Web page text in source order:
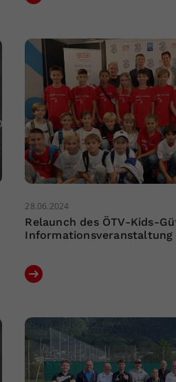
28.06.2024
Relaunch des ÖTV-Kids-
Informationsveranstaltung